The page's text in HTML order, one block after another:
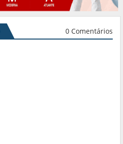
0 Comentários